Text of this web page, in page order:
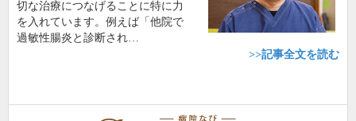
切な治療につなげることに特に力
を入れています。例えば「他院で
過敏性腸炎と診断され…
>>記事全文を読む